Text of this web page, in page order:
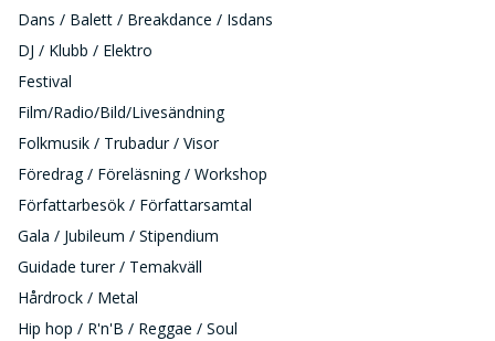
Dans / Balett / Breakdance / Isdans
DJ / Klubb / Elektro
Festival
Film/Radio/Bild/Livesändning
Folkmusik / Trubadur / Visor
Föredrag / Föreläsning / Workshop
Författarbesök / Författarsamtal
Gala / Jubileum / Stipendium
Guidade turer / Temakväll
Hårdrock / Metal
Hip hop / R'n'B / Reggae / Soul